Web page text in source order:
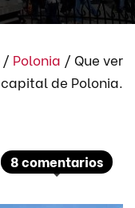
/ Polonia / Que ver
de Polonia.
8 comentarios